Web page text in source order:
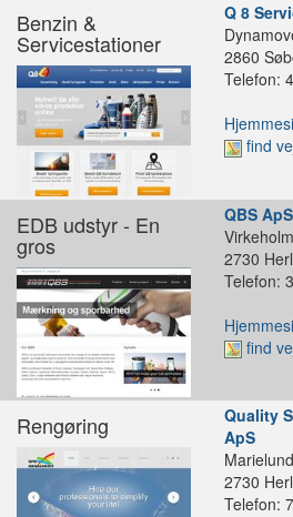
Benzin &
Servicestationer
Q 8
2860
Telefon:
find
EDB udstyr - En
gros
QBS ApS
2730
Telefon:
find
Rengøring
Quality
ApS
2730
Telefon: